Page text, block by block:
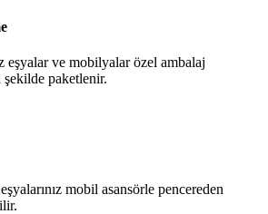
eşyalar ve mobilyalar özel ambalaj
paketlenir.
mobil asansörle pencereden